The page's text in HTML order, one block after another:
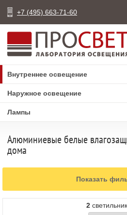
+7 (495) 663-71-60
Внутреннее освещение
Наружное освещение
Лампы
Алюминиевые белые
дома
Показать
2